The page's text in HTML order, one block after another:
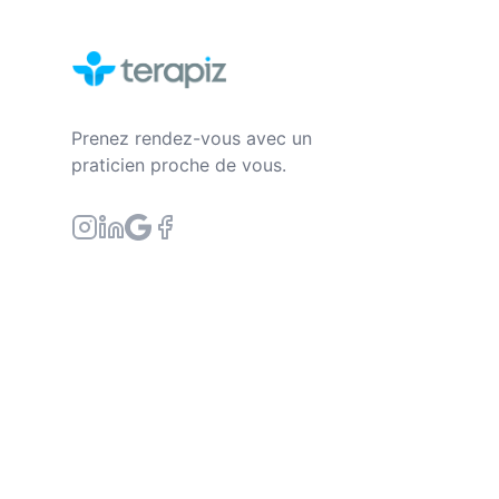
Prenez rendez-vous avec un
praticien proche de vous.